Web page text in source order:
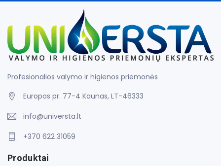
Profesionalios valymo ir higienos priemonės
Europos pr. 77-4 Kaunas, LT-46333
info@universta.lt
+370 622 31059
Produktai